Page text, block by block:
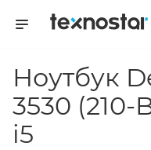
Ноутбук
3530 (210-
i5